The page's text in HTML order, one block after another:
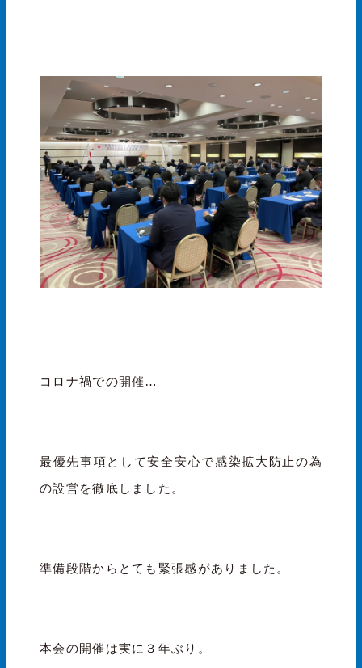
コロナ禍での開催…
最優先事項として安全安心で感染拡大防止の為
の設営を徹底しました。
準備段階からとても緊張感がありました。
本会の開催は実に３年ぶり。